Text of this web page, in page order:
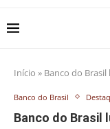
Início » Banco do Brasil
Banco do Brasil
Banco do Brasil